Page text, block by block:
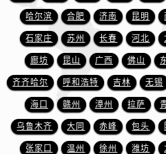
哈尔滨 合肥 济南 昆明
石家庄 苏州 长春 河北
廊坊 昆山 广西 佛山
齐齐哈尔 呼和浩特 吉林 无锡
海口 赣州 漳州 拉萨
乌鲁木齐 大同 赤峰 包头
张家口 温州 徐州 潍坊